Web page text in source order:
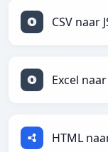
CSV naar
Excel naar
HTML